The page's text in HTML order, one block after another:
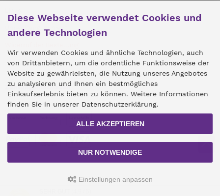
Umweltengagement
Zahlungsmethoden
Diese Webseite verwendet Cookies und
andere Technologien
Wir verwenden Cookies und ähnliche Technologien, auch
von Drittanbietern, um die ordentliche Funktionsweise der
Website zu gewährleisten, die Nutzung unseres Angebotes
zu analysieren und Ihnen ein bestmögliches
Einkaufserlebnis bieten zu können. Weitere Informationen
finden Sie in unserer Datenschutzerklärung.
ALLE AKZEPTIEREN
NUR NOTWENDIGE
Einstellungen anpassen